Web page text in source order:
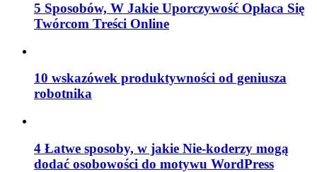
5 Sposobów, W Jakie Uporczywość Opłaca Się
Twórcom Treści Online
10 wskazówek produktywności od geniusza
robotnika
4 Łatwe sposoby, w jakie Nie-koderzy mogą
dodać osobowości do motywu WordPress